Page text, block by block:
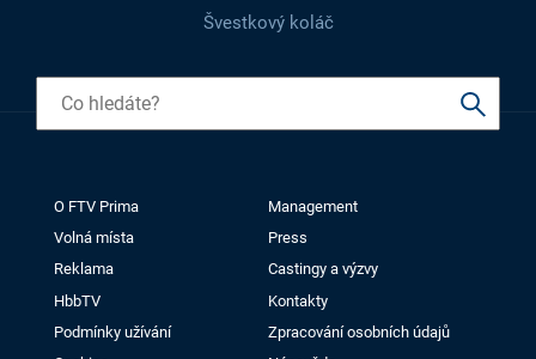
Švestkový koláč
O FTV Prima
Management
Volná místa
Press
Reklama
Castingy a výzvy
HbbTV
Kontakty
Podmínky užívání
Zpracování osobních údajů